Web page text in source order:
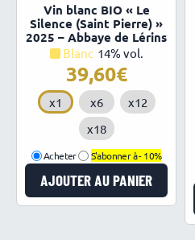
Vin blanc BIO « Le
Silence (Saint Pierre) »
2025 – Abbaye de Lérins
Blanc 14% vol.
39,60
x1 x6
x12
x18
Acheter S'abonner à -10%
AJOUTER AU PANIER